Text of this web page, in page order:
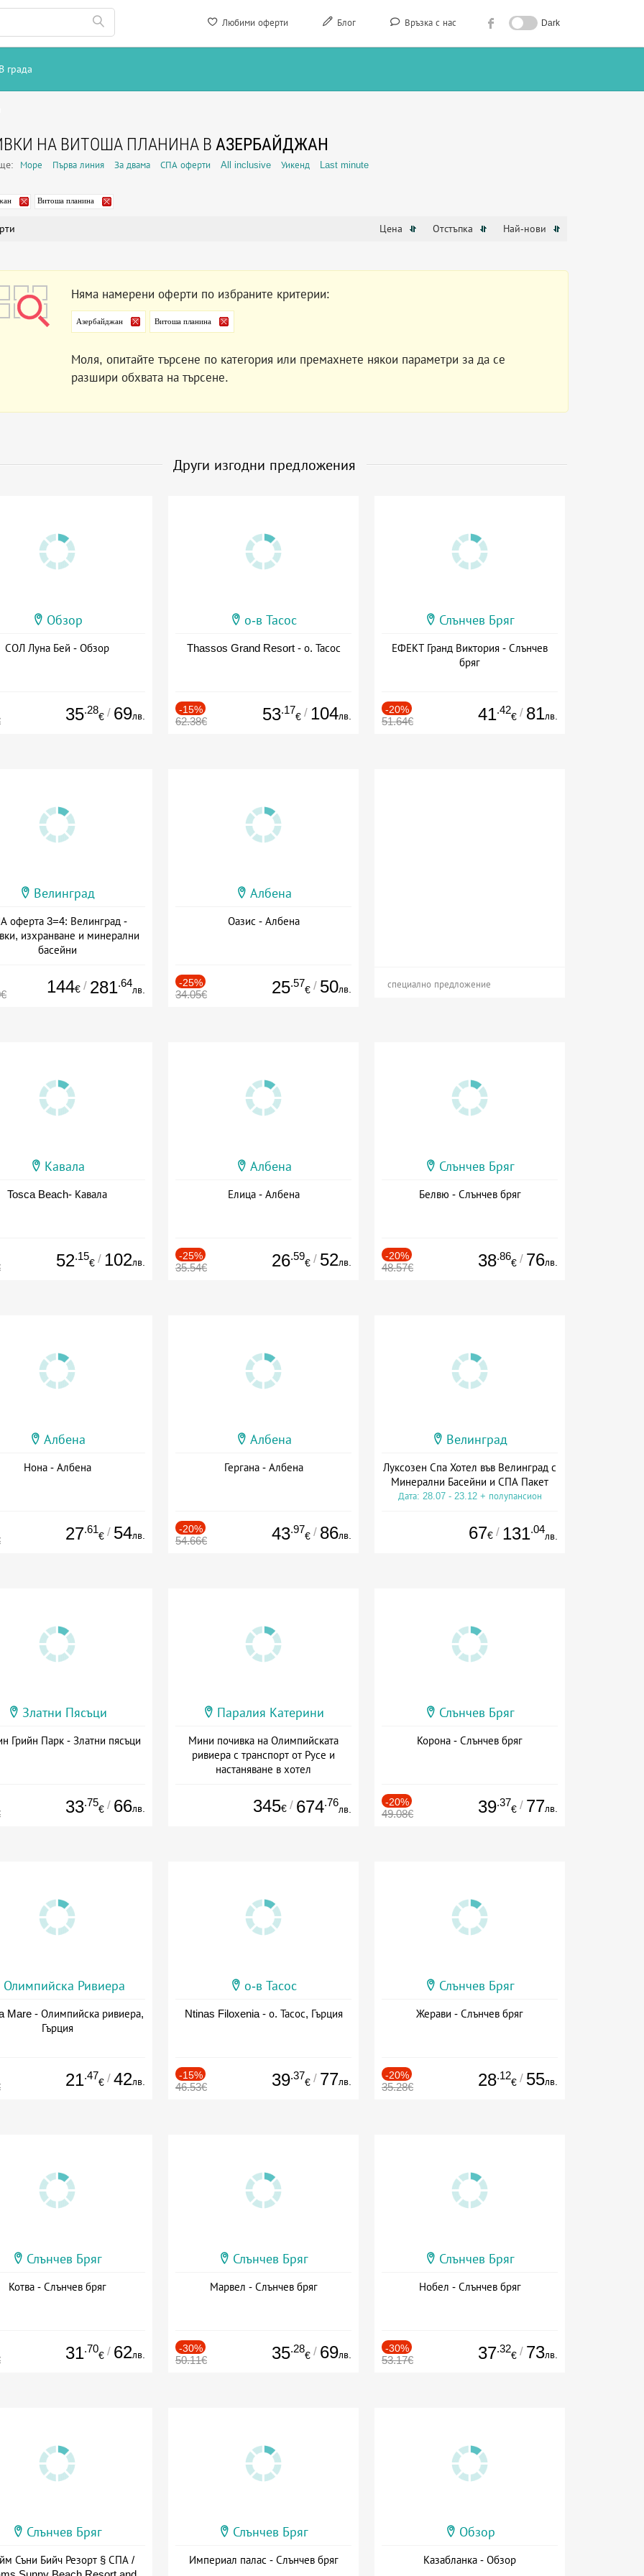
Любими оферти Блог Връзка с нас Dark
В града
НА ВИТОША ПЛАНИНА В АЗЕРБАЙДЖАН
Море Първа линия За двама СПА оферти All inclusive Уикенд Last minute
Витоша планина
Цена Отстъпка Най-нови
Няма намерени оферти по избраните критерии:
Азербайджан Витоша планина
Моля, опитайте търсене по категория или премахнете някои параметри за да се
разшири обхвата на търсене.
Други изгодни предложения
Обзор
СОЛ Луна Бей - Обзор
35.28
€ / 69лв.
о-в Тасос
Thassos Grand Resort - о. Тасос
-15%
62.38€ 53.17
€ / 104лв.
Слънчев Бряг
ЕФЕКТ Гранд Виктория - Слънчев
бряг
-20%
51.64€ 41.42
€ / 81лв.
Велинград
оферта 3=4: Велинград -
изхранване и минерални
басейни
144€ / 281.64
лв.
Албена
Оазис - Албена
-25%
34.05€ 25.57
€ / 50лв. специално предложение
Кавала
Tosca Beach- Кавала
52.15
€ / 102лв.
Албена
Елица - Албена
-25%
35.54€ 26.59
€ / 52лв.
Слънчев Бряг
Белвю - Слънчев бряг
-20%
48.57€ 38.86
€ / 76лв.
Албена
Нона - Албена
27.61
€ / 54лв.
Албена
Гергана - Албена
-20%
54.66€ 43.97
€ / 86лв.
Велинград
Луксозен Спа Хотел във Велинград с
Минерални Басейни и СПА Пакет
Дата: 28.07 - 23.12 + полупансион
67€ / 131.04
лв.
Златни Пясъци
Грийн Парк - Златни пясъци
33.75
€ / 66лв.
Паралия Катерини
Мини почивка на Олимпийската
ривиера с транспорт от Русе и
настаняване в хотел
345€ / 674.76
лв.
Слънчев Бряг
Корона - Слънчев бряг
-20%
49.08€ 39.37
€ / 77лв.
Олимпийска Ривиера
Mare - Олимпийска ривиера,
Гърция
21.47
€ / 42лв.
о-в Тасос
Ntinas Filoxenia - о. Тасос, Гърция
-15%
46.53€ 39.37
€ / 77лв.
Слънчев Бряг
Жерави - Слънчев бряг
-20%
35.28€ 28.12
€ / 55лв.
Слънчев Бряг
Котва - Слънчев бряг
31.70
€ / 62лв.
Слънчев Бряг
Марвел - Слънчев бряг
-30%
50.11€ 35.28
€ / 69лв.
Слънчев Бряг
Нобел - Слънчев бряг
-30%
53.17€ 37.32
€ / 73лв.
Слънчев Бряг
Съни Бийч Резорт § СПА /
Слънчев Бряг
Империал палас - Слънчев бряг
Обзор
Казабланка - Обзор